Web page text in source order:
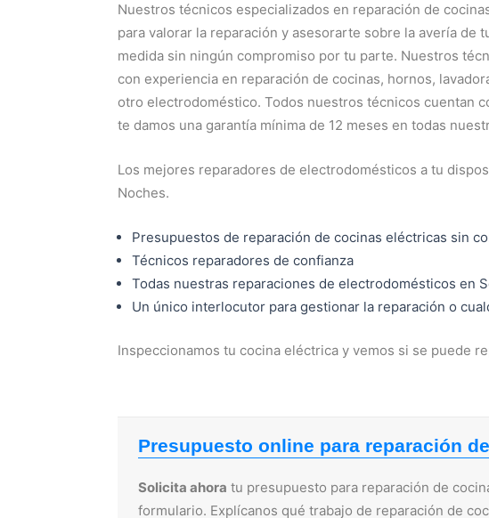
Nuestros técnicos especializados en reparación de
para valorar la reparación y asesorarte sobre la avería
medida sin ningún compromiso por tu parte. Nuestros
con experiencia en reparación de cocinas, hornos,
otro electrodoméstico. Todos nuestros técnicos cuentan
te damos una garantía mínima de 12 meses en todas
Los mejores reparadores de electrodomésticos a tu
Noches.
Presupuestos de reparación de cocinas eléctricas sin
Técnicos reparadores de confianza
Todas nuestras reparaciones de electrodomésticos en
Un único interlocutor para gestionar la reparación o
Inspeccionamos tu cocina eléctrica y vemos si se puede
Presupuesto online para reparación
Solicita ahora tu presupuesto para reparación de
formulario. Explícanos qué trabajo de reparación de